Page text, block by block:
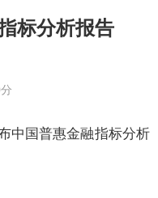
标分析报告
国普惠金融指标分析